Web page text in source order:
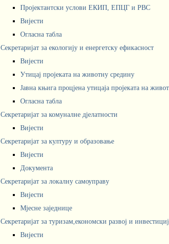
Пројектантски услови ЕКИП, ЕПЦГ и РВС
Вијести
Огласна табла
Секретаријат за екологију и енергетску ефикасност
Вијести
Утицај пројеката на животну средину
Јавна књига процјена утицаја пројеката на
Огласна табла
Секретаријат за комуналне дјелатности
Вијести
Секретаријат за културу и образовање
Вијести
Документа
Секретаријат за локалну самоуправу
Вијести
Мјесне заједнице
Секретаријат за туризам,економски развој и
Вијести